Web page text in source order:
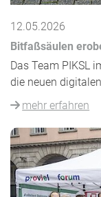
12.05.2026
Bitfaßsäulen
Das Team PIKSL
die neuen
mehr erfahren